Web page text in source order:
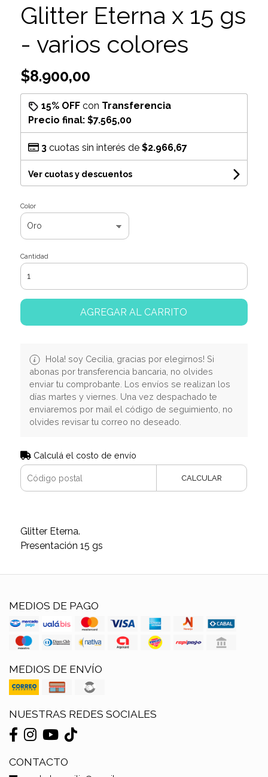
Glitter Eterna x 15 gs
- varios colores
$8.900,00
15% OFFcon Transferencia
Precio final: $7.565,00
3cuotas sin interés de $2.966,67
Ver cuotas y descuentos
Color
Cantidad
AGREGAR AL CARRITO
Hola! soy Cecilia, gracias por elegirnos! Si
abonas por transferencia bancaria, no olvides
enviar tu comprobante. Los envíos se realizan los
días martes y viernes. Una vez despachado te
enviaremos por mail el código de seguimiento, no
olvides revisar tu correo no deseado.
Calculá el costo de envío
CALCULAR
Glitter Eterna.
Presentación 15 gs
MEDIOS DE PAGO
MEDIOS DE ENVÍO
NUESTRAS REDES SOCIALES
CONTACTO